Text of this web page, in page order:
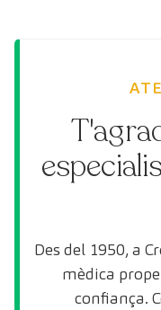
Des del 1950, a
mèdica
confiança.